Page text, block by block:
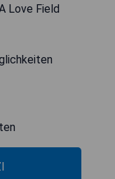
Love Field